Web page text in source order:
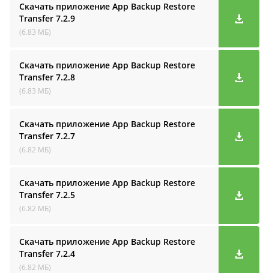
Скачать приложение App Backup Restore
Transfer 7.2.9
(6.83 МБ)
Скачать приложение App Backup Restore
Transfer 7.2.8
(6.83 МБ)
Скачать приложение App Backup Restore
Transfer 7.2.7
(6.82 МБ)
Скачать приложение App Backup Restore
Transfer 7.2.5
(6.82 МБ)
Скачать приложение App Backup Restore
Transfer 7.2.4
(6.82 МБ)